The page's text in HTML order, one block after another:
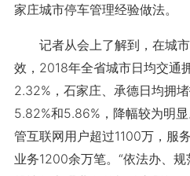
家庄城市停车管理经验做法。
记者从会上了解到，在城市
效，2018年全省城市日均交通
2.32%，石家庄、承德日均拥
5.82%和5.86%，降幅较为明
管互联网用户超过1100万，服
业务1200余万笔。“依法办、